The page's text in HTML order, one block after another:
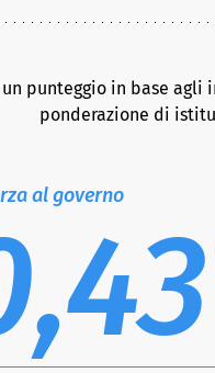
punteggio in base agli
ponderazione di
al governo